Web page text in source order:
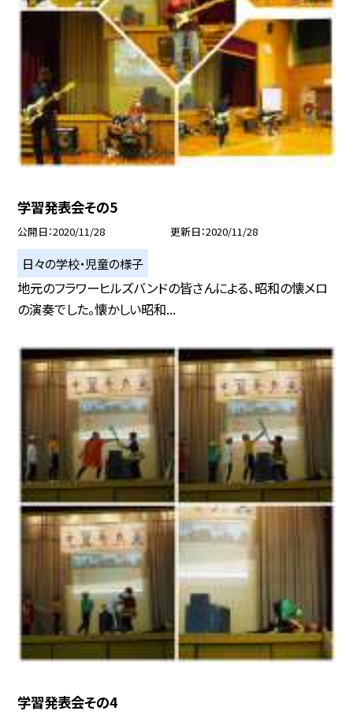
学習発表会その5
公開日 2020/11/28 更新日 2020/11/28
日々の学校・児童の様子
地元のフラワーヒルズバンドの皆さんによる、昭和の懐メロ
の演奏でした。懐かしい昭和...
学習発表会その4